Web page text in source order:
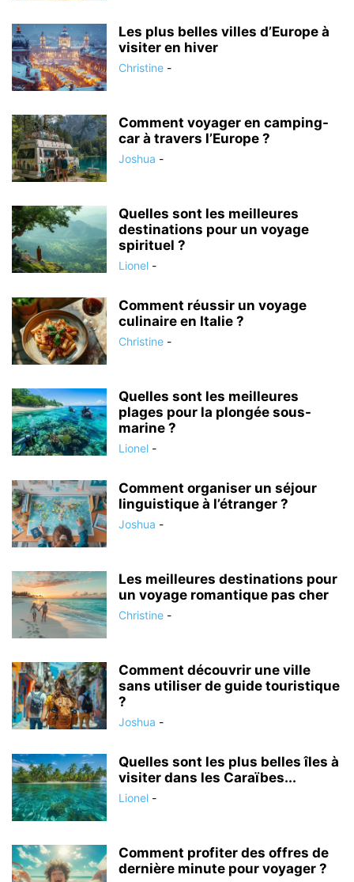
Les plus belles villes d’Europe à
visiter en hiver
Christine -
Comment voyager en camping-
car à travers l’Europe ?
Joshua -
Quelles sont les meilleures
destinations pour un voyage
spirituel ?
Lionel -
Comment réussir un voyage
culinaire en Italie ?
Christine -
Quelles sont les meilleures
plages pour la plongée sous-
marine ?
Lionel -
Comment organiser un séjour
linguistique à l’étranger ?
Joshua -
Les meilleures destinations pour
un voyage romantique pas cher
Christine -
Comment découvrir une ville
sans utiliser de guide touristique
?
Joshua -
Quelles sont les plus belles îles à
visiter dans les Caraïbes...
Lionel -
Comment profiter des offres de
dernière minute pour voyager ?